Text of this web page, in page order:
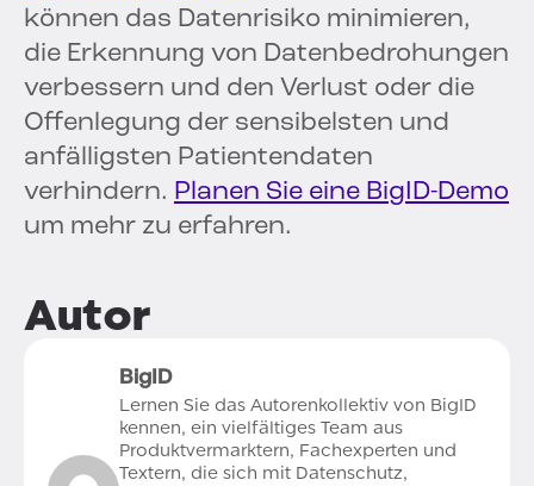
können das Datenrisiko minimieren,
die Erkennung von Datenbedrohungen
verbessern und den Verlust oder die
Offenlegung der sensibelsten und
anfälligsten Patientendaten
verhindern. Planen Sie eine BigID-Demo
um mehr zu erfahren.
Autor
BigID
Lernen Sie das Autorenkollektiv von BigID
kennen, ein vielfältiges Team aus
Produktvermarktern, Fachexperten und
Textern, die sich mit Datenschutz,